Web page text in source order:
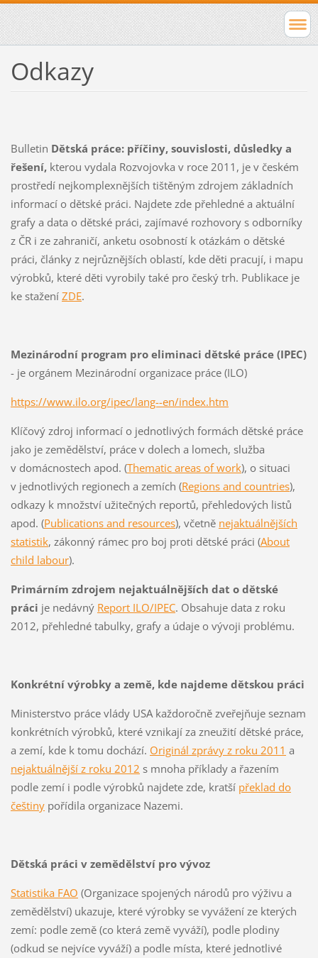
Odkazy
Bulletin Dětská práce: příčiny, souvislosti, důsledky a
řešení, kterou vydala Rozvojovka v roce 2011, je v českém
prostředí nejkomplexnějších tištěným zdrojem základních
informací o dětské práci. Najdete zde přehledné a aktuální
grafy a data o dětské práci, zajímavé rozhovory s odborníky
z ČR i ze zahraničí, anketu osobností k otázkám o dětské
práci, články z nejrůznějších oblastí, kde děti pracují, i mapu
výrobků, které děti vyrobily také pro český trh. Publikace je
ke stažení ZDE.
Mezinárodní program pro eliminaci dětské práce (IPEC)
- je orgánem Mezinárodní organizace práce (ILO)
https://www.ilo.org/ipec/lang--en/index.htm
Klíčový zdroj informací o jednotlivých formách dětské práce
jako je zemědělství, práce v dolech a lomech, služba
v domácnostech apod. (Thematic areas of work), o situaci
v jednotlivých regionech a zemích (Regions and countries),
odkazy k množství užitečných reportů, přehledových listů
apod. (Publications and resources), včetně nejaktuálnějších
statistik, zákonný rámec pro boj proti dětské práci (About
child labour).
Primárním zdrojem nejaktuálnějších dat o dětské
práci je nedávný Report ILO/IPEC. Obsahuje data z roku
2012, přehledné tabulky, grafy a údaje o vývoji problému.
Konkrétní výrobky a země, kde najdeme dětskou práci
Ministerstvo práce vlády USA každoročně zveřejňuje seznam
konkrétních výrobků, které vznikají za zneužití dětské práce,
a zemí, kde k tomu dochází. Originál zprávy z roku 2011 a
nejaktuálnější z roku 2012 s mnoha příklady a řazením
podle zemí i podle výrobků najdete zde, kratší překlad do
češtinypořídila organizace Nazemi.
Dětská práci v zemědělství pro vývoz
Statistika FAO (Organizace spojených národů pro výživu a
zemědělství) ukazuje, které výrobky se vyvážení ze kterých
zemí: podle země (co která země vyváží), podle plodiny
(odkud se nejvíce vyváží) a podle místa, které jednotlivé